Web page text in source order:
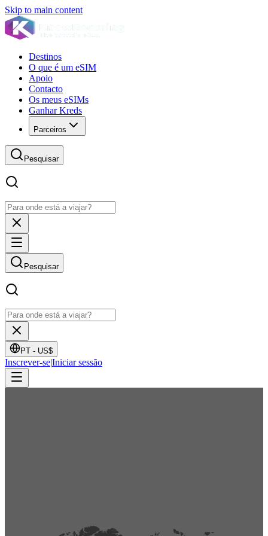
Skip to main content
Destinos
O que é um eSIM
Apoio
Contacto
Os meus eSIMs
Ganhar Kreds
Parceiros
Pesquisar
Pesquisar
PT - US$
Inscrever-se|Iniciar sessão